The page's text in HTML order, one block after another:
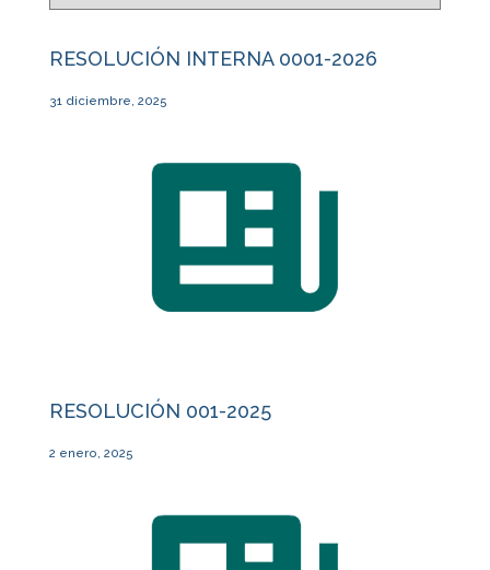
RESOLUCIÓN INTERNA 0001-2026
31 diciembre, 2025
RESOLUCIÓN 001-2025
2 enero, 2025